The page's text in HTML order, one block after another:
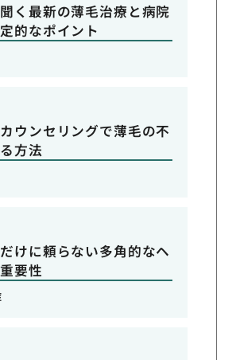
く最新の薄毛治療と病院
的なポイント
ウンセリングで薄毛の不
方法
けに頼らない多角的なヘ
要性